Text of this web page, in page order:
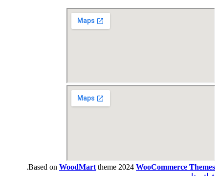
Based on WoodMart theme 2024 WooCommerce Themes
.